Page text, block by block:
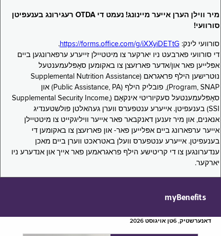
מיר ווילן הערן אייער מיינונג! נעמט די OTDA רעגירונג בענעפיטן
סורוועי!
סורוועי לינק: https://forms.office.com/g/iXXyiDETtG
.
די סורוועי פארבעט ניו יארקער צו מיטטיילן זייערע ערפארונגען ביים
אפּלייען פאר און/אדער פארזעצן צו באקומען סאָפּלעמענטעל
נוּטרישען הילף פראגראם (Supplemental Nutrition Assistance
Program, SNAP), פובליק הילף (Public Assistance, PA) און
סאָפּלעמענטעל סעקיוריטי אינקאָם (Supplemental Security Income,
SSI) בענעפיטן. אייערע ענטפערס ווערן געהאלטן פולשטענדיג
אנאנים, און מיר זענען דאנקבאר פאר אייער וויליגקייט צו מיטטיילן
אייער ערפארונג ביים אפּלייען פאר- און פארזעצן צו באקומען די
בענעפיטן. אייערע ענטפערס וועלן באטראכט ווערן ביים מאכן
ענדערונגען צו די קריטישע הילף פראגראמען פאר אייך און אנדערע ניו
יארקער.
myBenefits
דאנערשטיק, 6טן אויגוסט 2026